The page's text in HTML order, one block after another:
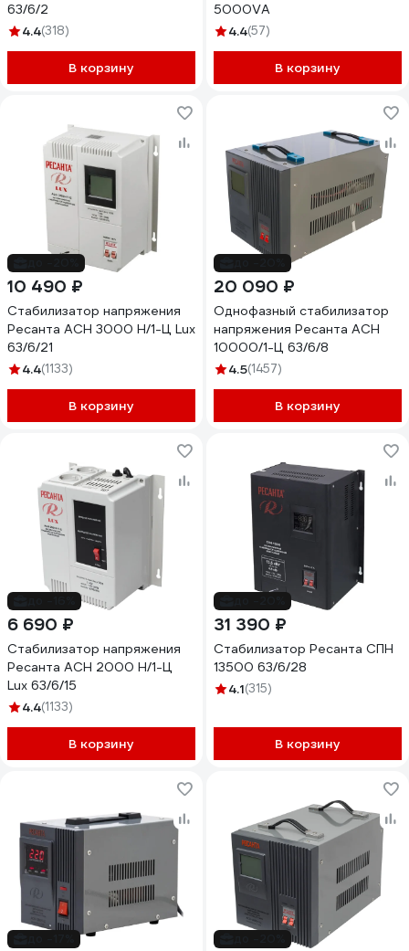
63/6/2
4.4(318)
В корзину
5000VA
4.4(57)
В корзину
10 490 ₽
Стабилизатор напряжения
Ресанта АСН 3000 Н/1-Ц Lux
63/6/21
4.4(1133)
В корзину
20 090 ₽
Однофазный стабилизатор
напряжения Ресанта АСН
10000/1-Ц 63/6/8
4.5(1457)
В корзину
6 690 ₽
Стабилизатор напряжения
Ресанта АСН 2000 Н/1-Ц
Lux 63/6/15
4.4(1133)
В корзину
31 390 ₽
Стабилизатор Ресанта СПН
13500 63/6/28
4.1(315)
В корзину